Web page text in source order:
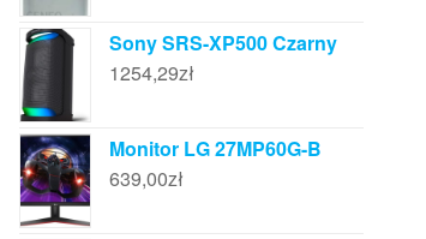
Sony SRS-XP500 Czarny
1254,29zł
Monitor LG 27MP60G-B
639,00zł